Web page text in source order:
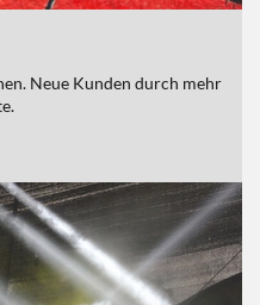
Neue Kunden durch mehr